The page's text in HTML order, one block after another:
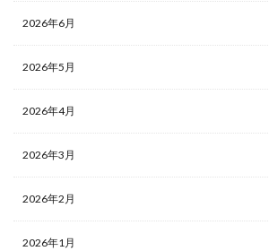
2026年6月
2026年5月
2026年4月
2026年3月
2026年2月
2026年1月